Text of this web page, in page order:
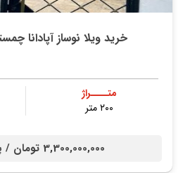
خرید ویلا نوساز آپادانا
متــــراژ
۲۰۰ متر
3,300,000,000 تومان /